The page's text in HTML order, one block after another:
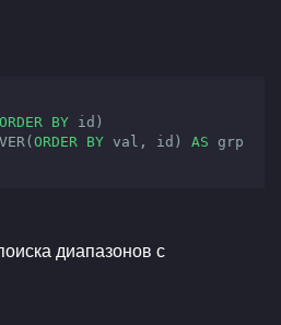
ORDER BY id)
ORDER BY val, id) AS